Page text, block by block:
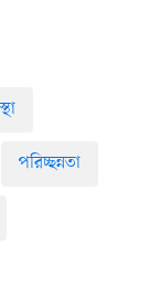
পরিচ্ছন্নতা